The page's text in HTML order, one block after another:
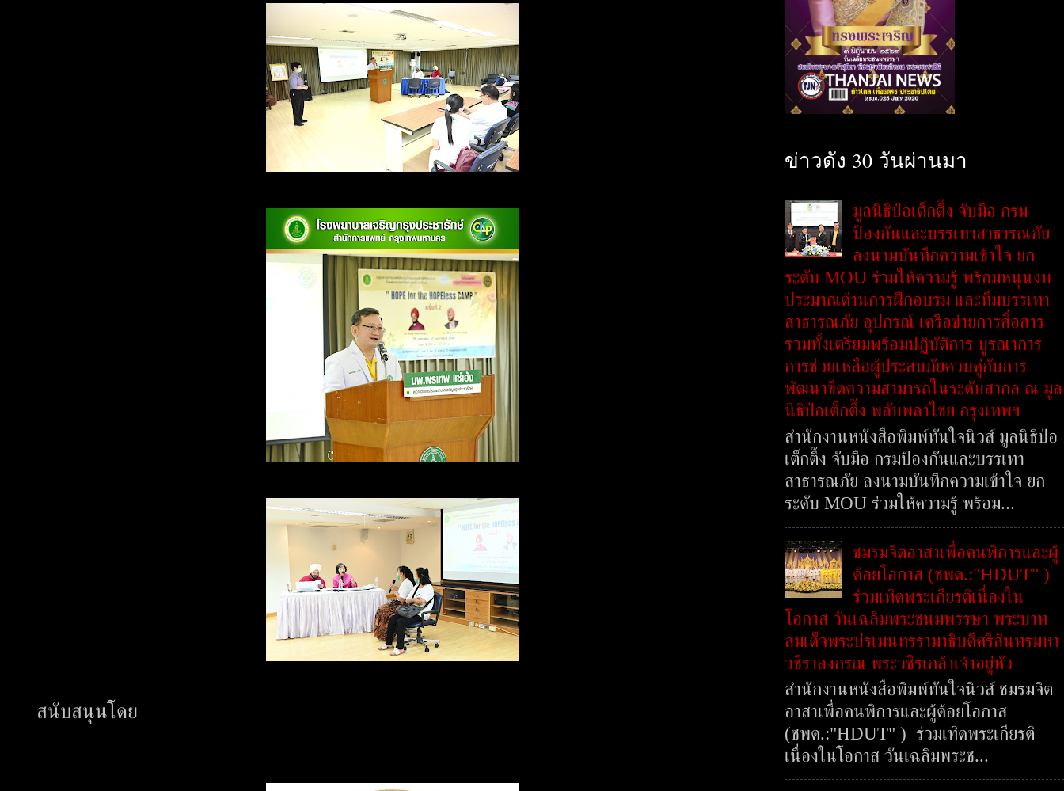
สนับสนุนโดย
ข่าวดัง 30 วันผ่านมา
มูลนิธิป่อเต็กตึ๊ง จับมือ กรม
ป้องกันและบรรเทาสาธารณภัย
ลงนามบันทึกความเข้าใจ ยก
ระดับ MOU ร่วมให้ความรู้ พร้อมหนุนงบ
ประมาณด้านการฝึกอบรม และทีมบรรเทา
สาธารณภัย อุปกรณ์ เครือข่ายการสื่อสาร
รวมทั้งเตรียมพร้อมปฏิบัติการ บูรณาการ
การช่วยเหลือผู้ประสบภัยควบคู่กับการ
พัฒนาขีดความสามารถในระดับสากล ณ มูล
นิธิป่อเต็กตึ๊ง พลับพลาไชย กรุงเทพฯ
สำนักงานหนังสือพิมพ์ทันใจนิวส์ มูลนิธิป่อ
เต็กตึ๊ง จับมือ กรมป้องกันและบรรเทา
สาธารณภัย ลงนามบันทึกความเข้าใจ ยก
ระดับ MOU ร่วมให้ความรู้ พร้อม...
ชมรมจิตอาสาเพื่อคนพิการและผู้
ด้อยโอกาส (ชพด.:"HDUT" )
ร่วมเทิดพระเกียรติเนื่องใน
โอกาส วันเฉลิมพระชนมพรรษา พระบาท
สมเด็จพระปรเมนทรรามาธิบดีศรีสินทรมหา
วชิราลงกรณ พระวชิรเกล้าเจ้าอยู่หัว
สำนักงานหนังสือพิมพ์ทันใจนิวส์ ชมรมจิต
อาสาเพื่อคนพิการและผู้ด้อยโอกาส
(ชพด.:"HDUT" ) ร่วมเทิดพระเกียรติ
เนื่องในโอกาส วันเฉลิมพระช...